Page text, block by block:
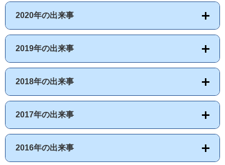
2020年の出来事
2019年の出来事
2018年の出来事
2017年の出来事
2016年の出来事